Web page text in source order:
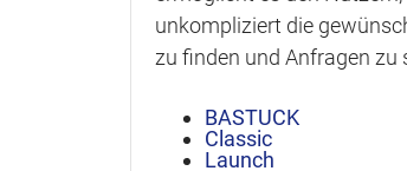
unkompliziert die
zu finden und Anfragen zu
BASTUCK
Classic
Launch